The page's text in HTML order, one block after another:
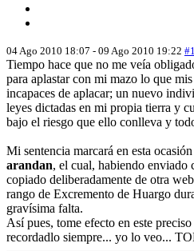
04 Ago 2010 18:07 - 09 Ago 2010 19:22
Tiempo hace que no me veía
para aplastar con mi mazo lo que
incapaces de aplacar; un nuevo
leyes dictadas en mi propia tierra y
bajo el riesgo que ello conlleva y
Mi sentencia marcará en esta
arandan, el cual, habiendo
copiado deliberadamente de otra
rango de Excremento de Huargo
gravísima falta.
Así pues, tome efecto en este
recordadlo siempre... yo lo veo...